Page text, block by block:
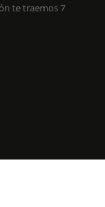
te traemos 7